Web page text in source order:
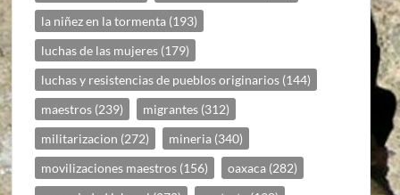
la niñez en la tormenta (193)
luchas de las mujeres (179)
luchas y resistencias de pueblos originarios (144)
maestros (239) migrantes (312)
militarizacion (272) mineria (340)
movilizaciones maestros (156) oaxaca (282)